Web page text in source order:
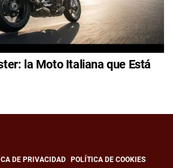
la Moto Italiana que Está
DE PRIVACIDAD
POLÍTICA DE COOKIES